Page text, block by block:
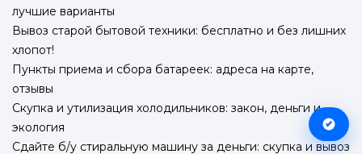
лучшие варианты
Вывоз старой бытовой техники: бесплатно и без лишних
хлопот!
Пункты приема и сбора батареек: адреса на карте,
отзывы
Скупка и утилизация холодильников: закон, деньги и
экология
Сдайте б/у стиральную машину за деньги: скупка и вывоз